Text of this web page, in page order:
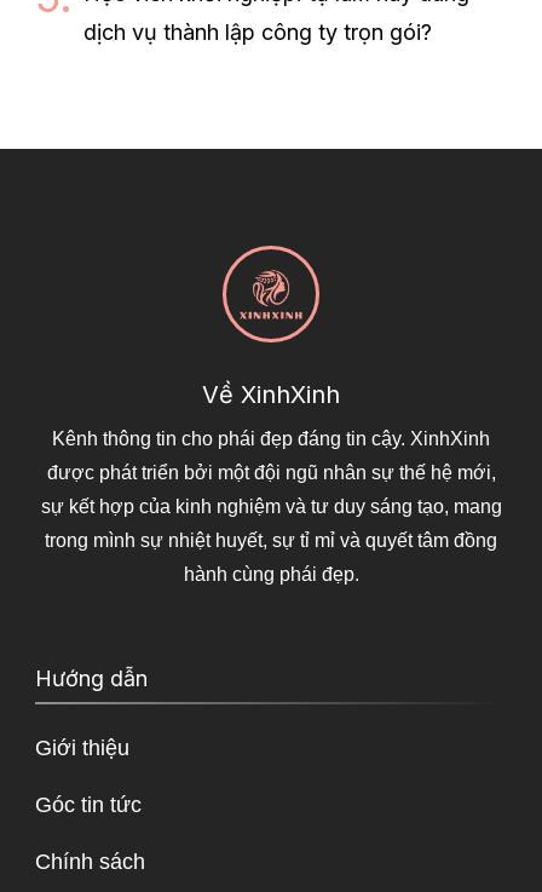
dịch vụ thành lập công ty trọn gói?
Về XinhXinh
Kênh thông tin cho phái đẹp đáng tin cậy. XinhXinh
được phát triển bởi một đội ngũ nhân sự thế hệ mới,
sự kết hợp của kinh nghiệm và tư duy sáng tạo, mang
trong mình sự nhiệt huyết, sự tỉ mỉ và quyết tâm đồng
hành cùng phái đẹp.
Hướng dẫn
Giới thiệu
Góc tin tức
Chính sách